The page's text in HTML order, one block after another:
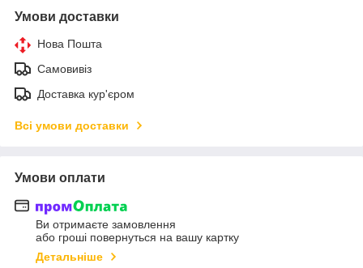
Умови доставки
Нова Пошта
Самовивіз
Доставка кур'єром
Всі умови доставки
Умови оплати
Ви отримаєте замовлення
або гроші повернуться на вашу картку
Детальніше